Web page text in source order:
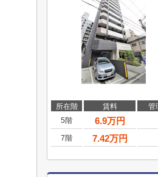
所在階 賃料
管
5階
6.9万円
7階 7.42万円